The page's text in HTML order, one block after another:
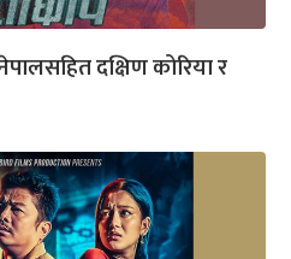
दक्षिण कोरिया र